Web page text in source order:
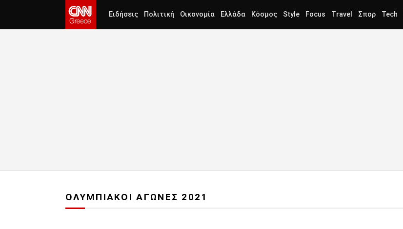
Ειδήσεις Πολιτική Οικονομία Ελλάδα Κόσμος Style Focus Travel Σπορ Tech
ΟΛΥΜΠΙΑΚΟΙ ΑΓΩΝΕΣ 2021